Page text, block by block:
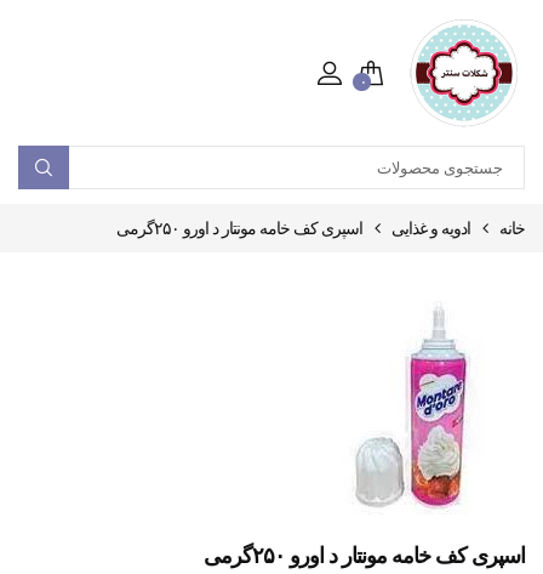
۰
خانه ادویه و غذایی اسپری کف خامه مونتار د اورو ۲۵۰گرمی
اسپری کف خامه مونتار د اورو ۲۵۰گرمی